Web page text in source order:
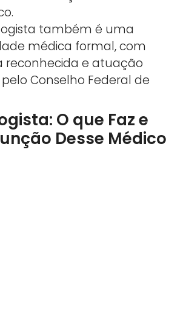
também é uma
médica formal, com
reconhecida e atuação
Conselho Federal de
O que Faz e
Desse Médico